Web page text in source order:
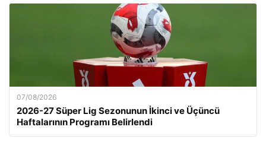
07/08/2026
2026-27 Süper Lig Sezonunun İkinci ve Üçüncü
Haftalarının Programı Belirlendi